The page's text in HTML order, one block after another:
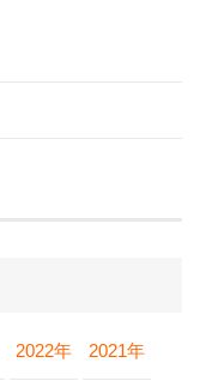
2022年 2021年